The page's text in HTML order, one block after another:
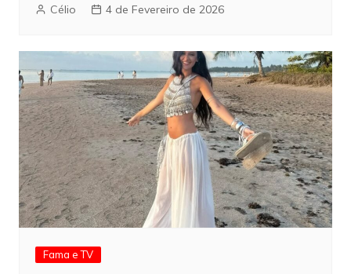
Célio 4 de Fevereiro de 2026
Fama e TV